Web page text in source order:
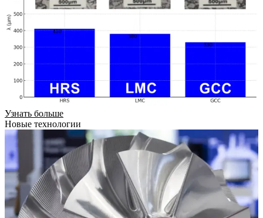
Узнать больше
Новые технологии